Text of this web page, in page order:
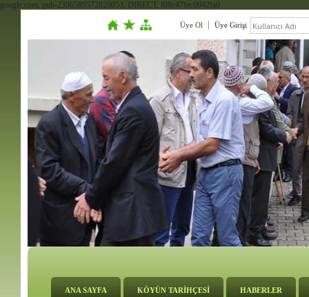
google.com, pub-2396589572820053, DIRECT, f08c47fec0942fa0
Üye Ol Üye Girişi
ANA SAYFA KÖYÜN TARİHÇESİ HABERLER